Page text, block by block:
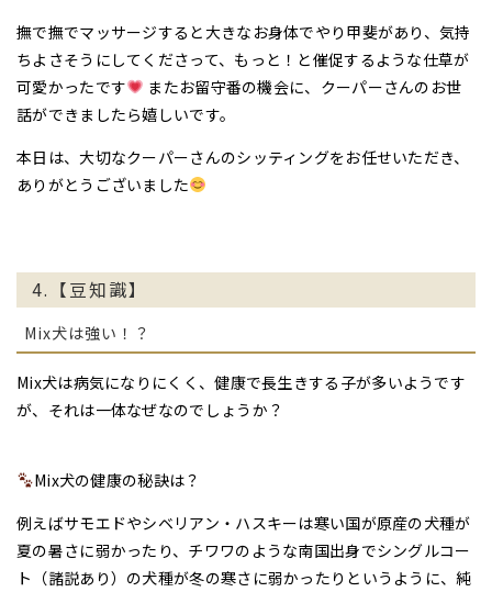
撫で撫でマッサージすると大きなお身体でやり甲斐があり、気持
ちよさそうにしてくださって、もっと！と催促するような仕草が
可愛かったです
またお留守番の機会に、クーパーさんのお世
話ができましたら嬉しいです。
本日は、大切なクーパーさんのシッティングをお任せいただき、
ありがとうございました
4.【豆知識】
Mix犬は強い！？
Mix犬は病気になりにくく、健康で長生きする子が多いようです
が、それは一体なぜなのでしょうか？
Mix犬の健康の秘訣は？
例えばサモエドやシベリアン・ハスキーは寒い国が原産の犬種が
夏の暑さに弱かったり、チワワのような南国出身でシングルコー
ト（諸説あり）の犬種が冬の寒さに弱かったりというように、純